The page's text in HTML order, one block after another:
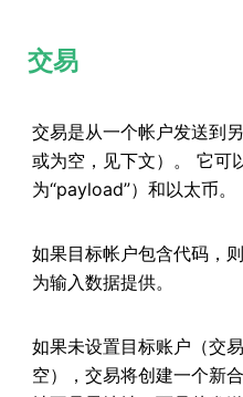
交易
交易是从一个帐户发送到
或为空，见下文）。 它可
为“payload”）和以太币。
如果目标帐户包含代码，
为输入数据提供。
如果未设置目标账户（交
空），交易将创建一个新